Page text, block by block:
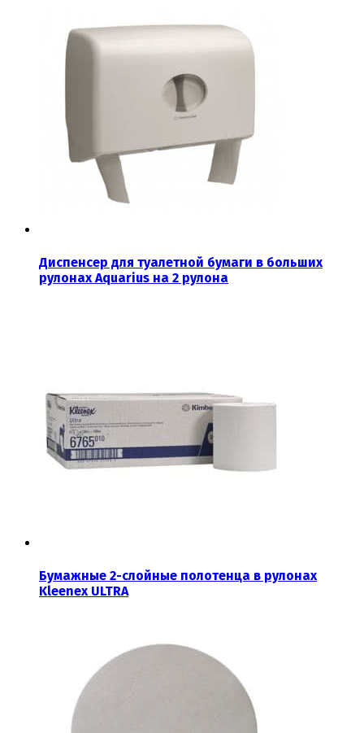
Диспенсер для туалетной бумаги в больших
рулонах Aquarius на 2 рулона
Бумажные 2-слойные полотенца в рулонах
Kleenex ULTRA